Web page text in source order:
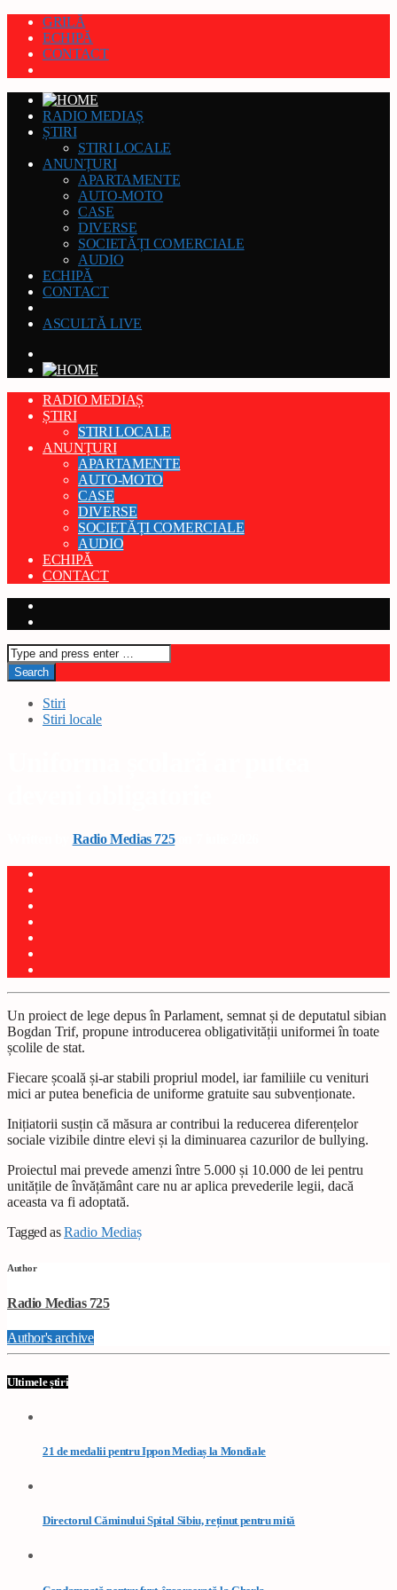
GRILĂ
ECHIPĂ
CONTACT
RADIO MEDIAȘ
ȘTIRI
STIRI LOCALE
ANUNȚURI
APARTAMENTE
AUTO-MOTO
CASE
DIVERSE
SOCIETĂȚI COMERCIALE
AUDIO
ECHIPĂ
CONTACT
ASCULTĂ LIVE
RADIO MEDIAȘ
ȘTIRI
STIRI LOCALE
ANUNȚURI
APARTAMENTE
AUTO-MOTO
CASE
DIVERSE
SOCIETĂȚI COMERCIALE
AUDIO
ECHIPĂ
CONTACT
Stiri
Stiri locale
Radio Medias 725on 7 iulie 2026
Un proiect de lege depus în Parlament, semnat și de deputatul sibian
Bogdan Trif, propune introducerea obligativității uniformei în toate
școlile de stat.
Fiecare școală și-ar stabili propriul model, iar familiile cu venituri
mici ar putea beneficia de uniforme gratuite sau subvenționate.
Inițiatorii susțin că măsura ar contribui la reducerea diferențelor
sociale vizibile dintre elevi și la diminuarea cazurilor de bullying.
Proiectul mai prevede amenzi între 5.000 și 10.000 de lei pentru
unitățile de învățământ care nu ar aplica prevederile legii, dacă
aceasta va fi adoptată.
Tagged asRadio Mediaș
Author
Radio Medias 725
Author's archive
Ultimele știri
21 de medalii pentru Ippon Mediaș la Mondiale
Directorul Căminului Spital Sibiu, reținut pentru mită